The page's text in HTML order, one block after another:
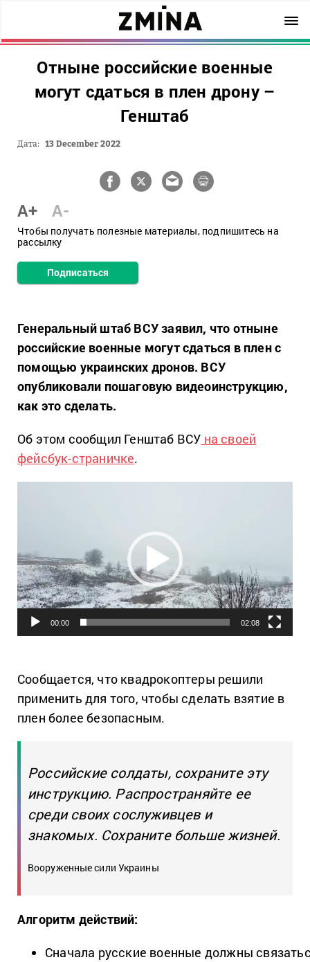
Отныне российские военные
могут сдаться в плен дрону –
Генштаб
Дата: 13 December 2022
A+ A-
Чтобы получать полезные материалы, подпишитесь на
рассылку
Подписаться
Генеральный штаб ВСУ заявил, что отныне
российские военные могут сдаться в плен с
помощью украинских дронов. ВСУ
опубликовали пошаговую видеоинструкцию,
как это сделать.
Об этом сообщил Генштаб ВСУ на своей
фейсбук-страничке.
00:00 02:08
Сообщается, что квадрокоптеры решили
применить для того, чтобы сделать взятие в
плен более безопасным.
Российские солдаты, сохраните эту
инструкцию. Распространяйте ее
среди своих сослуживцев и
знакомых. Сохраните больше жизней.
Вооруженные сили Украины
Алгоритм действий:
Сначала русские военные должны